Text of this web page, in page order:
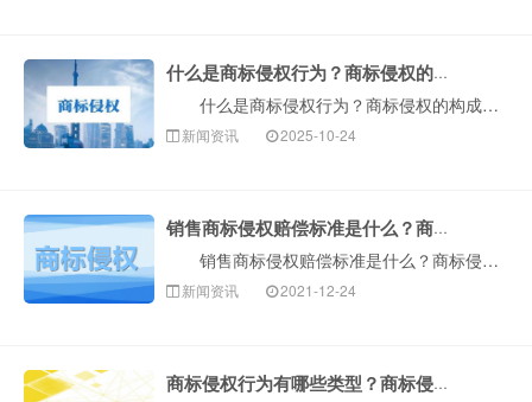
什么是商标侵权行为？商标侵权的构成要件是什么？
什么是商标侵权行为？商标侵权的构成要件是什么？商标侵权在现实生活中还是时有发生。所谓商标侵权，是指未经行为人许可，使用与注册商标类似或相同的商标的···
新闻资讯 2025-10-24
销售商标侵权赔偿标准是什么？商标侵权行为的种类有哪些？
销售商标侵权赔偿标准是什么？商标侵权行为的种类有哪些？销售商标权侵权的赔偿金额通常根据实际损失确定和计算，当事人也可以与侵权人协商赔偿金额。构成犯···
新闻资讯 2021-12-24
商标侵权行为有哪些类型？商标侵权该如何解决？